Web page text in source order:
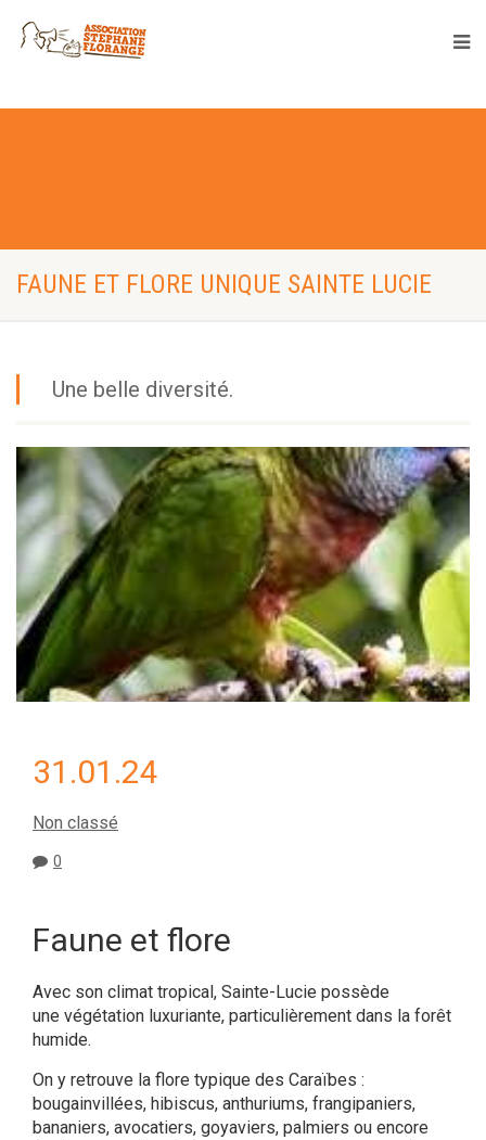
FAUNE ET FLORE UNIQUE SAINTE LUCIE
Une belle diversité.
31.01.24
Non classé
0
Faune et flore
Avec son climat tropical, Sainte-Lucie possède
une végétation luxuriante, particulièrement dans la forêt
humide.
On y retrouve la flore typique des Caraïbes :
bougainvillées, hibiscus, anthuriums, frangipaniers,
bananiers, avocatiers, goyaviers, palmiers ou encore